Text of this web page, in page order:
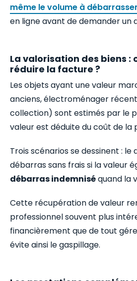
même le volume à débarrasser
en ligne avant de demander un
La valorisation des biens :
réduire la facture ?
Les objets ayant une valeur
anciens, électroménager
collection) sont estimés par le
valeur est déduite du coût de la
Trois scénarios se dessinent :
débarras sans frais si la valeur
débarras indemniséquand la
Cette récupération de valeur
professionnel souvent plus
financièrement que de tout
évite ainsi le gaspillage.